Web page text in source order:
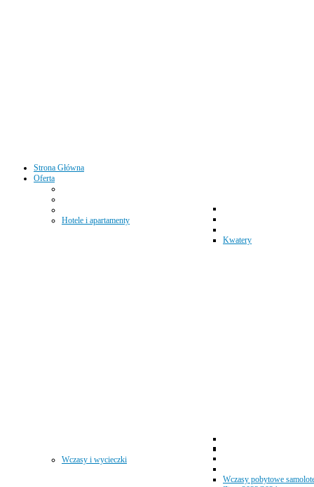
Strona Główna
Oferta
Hotele i apartamenty
Kwatery
Wczasy i wycieczki
Wczasy pobytowe